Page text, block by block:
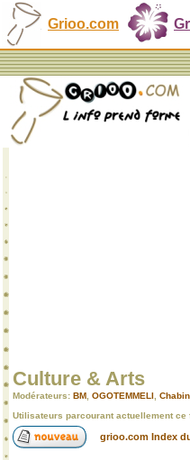
Grioo.com
Culture & Arts
Modérateurs: BM OGOTEMMELI
Utilisateurs parcourant actuellement ce
grioo.com Index